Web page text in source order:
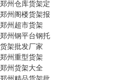
郑州仓库货架定
郑州阁楼货架报
郑州超市货架
郑州钢平台钢托
货架批发厂家
郑州重型货架
郑州货架大全
郑州精品货架批